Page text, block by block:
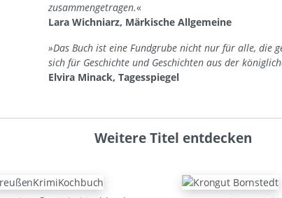
zusammengetragen.«
Lara Wichniarz, Märkische Allgemeine
»Das Buch ist eine Fundgrube nicht nur für alle, die
sich für Geschichte und Geschichten aus der
Elvira Minack, Tagesspiegel
Weitere Titel entdecken